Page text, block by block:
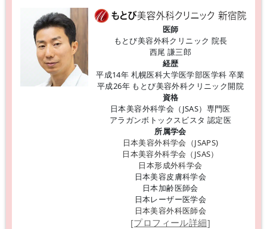
医師
もとび美容外科クリニック 院長
西尾 謙三郎
経歴
平成14年 札幌医科大学医学部医学科 卒業
平成26年 もとび美容外科クリニック開院
資格
日本美容外科学会（JSAS）専門医
アラガンボトックスビスタ 認定医
所属学会
日本美容外科学会（JSAPS)
日本美容外科学会（JSAS）
日本形成外科学会
日本美容皮膚科学会
日本加齢医師会
日本レーザー医学会
日本美容外科医師会
[プロフィール詳細]